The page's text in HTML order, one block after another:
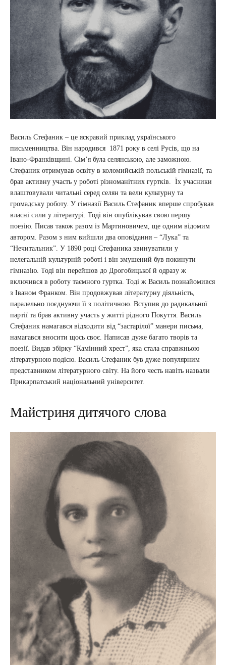
Василь Стефаник – це яскравий приклад українського
письменництва. Він народився 1871 року в селі Русів, що на
Івано-Франківщині. Сім’я була селянською, але заможною.
Стефаник отримував освіту в коломийській польській гімназії, та
брав активну участь у роботі різноманітних гуртків. Їх учасники
влаштовували читальні серед селян та вели культурну та
громадську роботу. У гімназії Василь Стефаник вперше спробував
власні сили у літературі. Тоді він опублікував свою першу
поезію. Писав також разом із Мартиновичем, ще одним відомим
автором. Разом з ним вийшли два оповідання – “Лука” та
“Нечитальник”. У 1890 році Стефаника звинуватили у
нелегальній культурній роботі і він змушений був покинути
гімназію. Тоді він перейшов до Дрогобицької й одразу ж
включився в роботу таємного гуртка. Тоді ж Василь познайомився
з Іваном Франком. Він продовжував літературну діяльність,
паралельно поєднуючи її з політичною. Вступив до радикальної
партії та брав активну участь у житті рідного Покуття. Василь
Стефаник намагався відходити від “застарілої” манери письма,
намагався вносити щось своє. Написав дуже багато творів та
поезії. Видав збірку “Камінний хрест”, яка стала справжньою
літературною подією. Василь Стефаник був дуже популярним
представником літературного світу. На його честь навіть назвали
Прикарпатський національний університет.
Майстриня дитячого слова